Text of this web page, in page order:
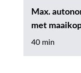
Max.
met
40 min